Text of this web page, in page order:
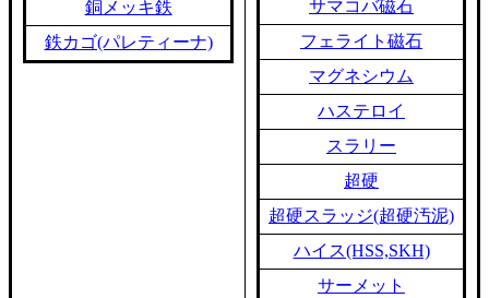
銅メッキ鉄
鉄カゴ(パレティーナ)
サマコバ磁石
フェライト磁石
マグネシウム
ハステロイ
スラリー
超硬
超硬スラッジ(超硬汚泥)
ハイス(HSS,SKH)
サーメット